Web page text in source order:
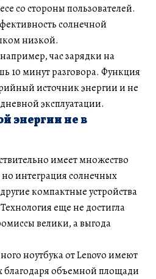
со стороны пользователей.
солнечной
низкой.
час зарядки на
10 минут разговора. Функция
источник энергии и не
эксплуатации.
энергии не в
имеет множество
интеграция солнечных
компактные устройства
еще не достигла
велики, а выгода
ноутбука от Lenovo имеют
благодаря объемной площади